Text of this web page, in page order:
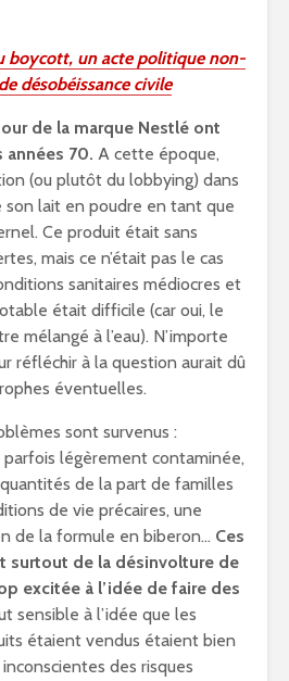
boycott, un acte politique non-
désobéissance civile
de la marque Nestlé ont
années 70. A cette époque,
(ou plutôt du lobbying) dans
son lait en poudre en tant que
Ce produit était sans
mais ce n’était pas le cas
sanitaires médiocres et
était difficile (car oui, le
mélangé à l’eau). N’importe
réfléchir à la question aurait dû
éventuelles.
sont survenus :
parfois légèrement contaminée,
de la part de familles
de vie précaires, une
de la formule en biberon… Ces
surtout de la désinvolture de
excitée à l’idée de faire des
sensible à l’idée que les
étaient vendus étaient bien
des risques